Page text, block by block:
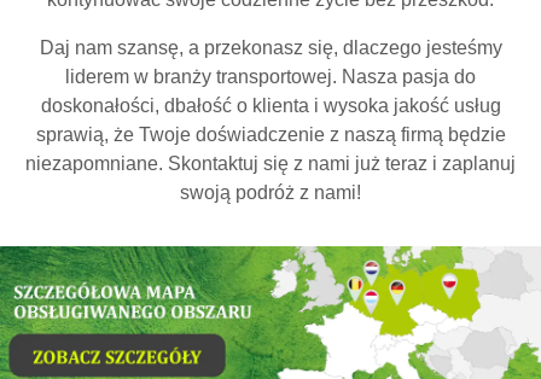
Daj nam szansę, a przekonasz się, dlaczego jesteśmy
liderem w branży transportowej. Nasza pasja do
doskonałości, dbałość o klienta i wysoka jakość usług
sprawią, że Twoje doświadczenie z naszą firmą będzie
niezapomniane. Skontaktuj się z nami już teraz i zaplanuj
swoją podróż z nami!